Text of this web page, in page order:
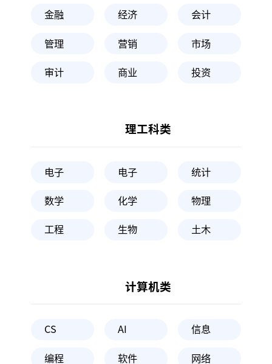
金融 经济 会计
管理 营销 市场
审计 商业 投资
理工科类
电子 电子 统计
数学 化学 物理
工程 生物 土木
计算机类
CS AI 信息
编程 软件 网络